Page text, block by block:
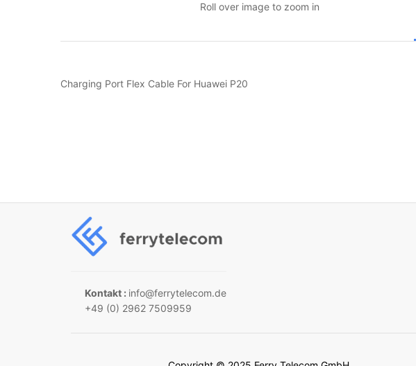
Roll over image to zoom in
Charging Port Flex Cable For Huawei P20
Kontakt : info@ferrytelecom.de
+49 (0) 2962 7509959